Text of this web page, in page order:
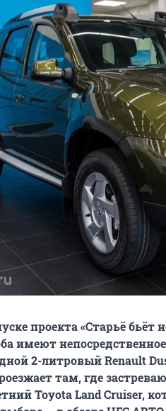
проекта «Старьё бьёт
имеют
2-литровый Renault
там, где
Toyota Land Cruiser,